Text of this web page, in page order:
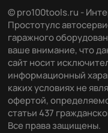
© pro100tools.ru -
Простотулс
гаражного
ваше внимание, что
сайт носит
информационный
каких условиях не
офертой,
статьи 437
Все права защищены.